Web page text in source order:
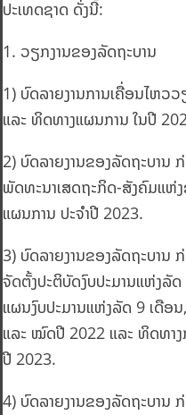
ປະເທດຊາດ ດັ່ງນີ້:
1. ວຽກງານຂອງລັດຖະບານ
1) ບົດລາຍງານການເຄື່ອນໄຫວ
ແລະ ທິດທາງແຜນການ ໃນປີ
2) ບົດລາຍງານຂອງລັດຖະບານ
ພັດທະນາເສດຖະກິດ-ສັງຄົມແຫ່ງ
ແຜນການ ປະຈໍາປີ 2023.
3) ບົດລາຍງານຂອງລັດຖະບານ
ຈັດຕັ້ງປະຕິບັດງົບປະມານແຫ່ງລັ
ແຜນງົບປະມານແຫ່ງລັດ 9 ເດືອ
ແລະ ໝົດປີ 2022 ແລະ ທິດທາງ
ປີ 2023.
4) ບົດລາຍງານຂອງລັດຖະບານ